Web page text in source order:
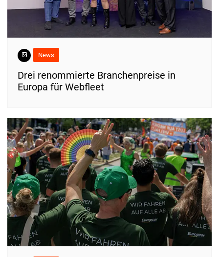
News
Drei renommierte Branchenpreise in
Europa für Webfleet